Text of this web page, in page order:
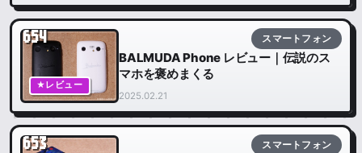
★レビュー
654 スマートフォン
BALMUDA Phone レビュー｜伝説のス
マホを褒めまくる
2025.02.21
653 スマートフォン